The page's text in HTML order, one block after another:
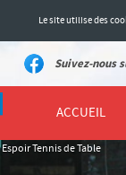
Le site utilise des
Suivez-nous
ACCUEIL
Espoir Tennis de Table